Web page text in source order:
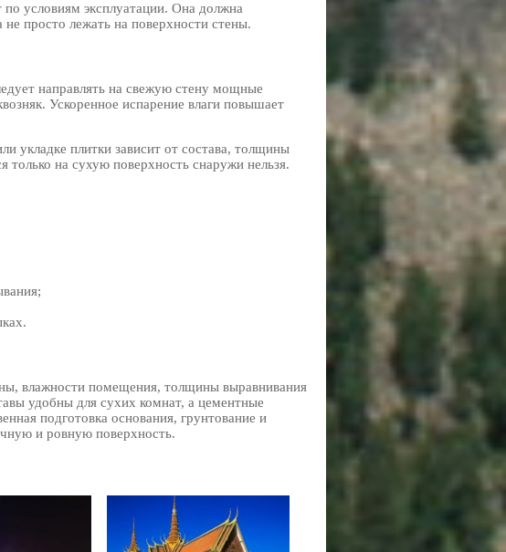
условиям эксплуатации. Она должна
просто лежать на поверхности стены.
направлять на свежую стену мощные
Ускоренное испарение влаги повышает
укладке плитки зависит от состава, толщины
только на сухую поверхность снаружи нельзя.
влажности помещения, толщины выравнивания
удобны для сухих комнат, а цементные
подготовка основания, грунтование и
и ровную поверхность.